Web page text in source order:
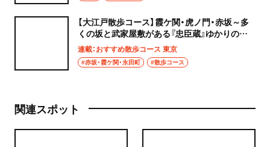
【大江戸散歩コース】霞ケ関・虎ノ門・赤坂～多
くの坂と武家屋敷がある『忠臣蔵』ゆかりの町
～
連載：おすすめ散歩コース 東京
#赤坂・霞ケ関・永田町 #散歩コース
関連スポット